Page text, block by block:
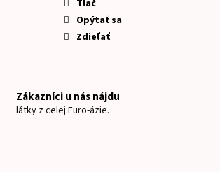
Tlač
Opýtať sa
Zdieľať
Zákazníci u nás nájdu
látky z celej Euro-ázie.